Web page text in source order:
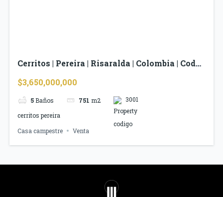
Cerritos | Pereira | Risaralda | Colombia | Cod
$3,650,000,000
5Baños 751 m2
3001
cerritos pereira
Casa campestre
Venta